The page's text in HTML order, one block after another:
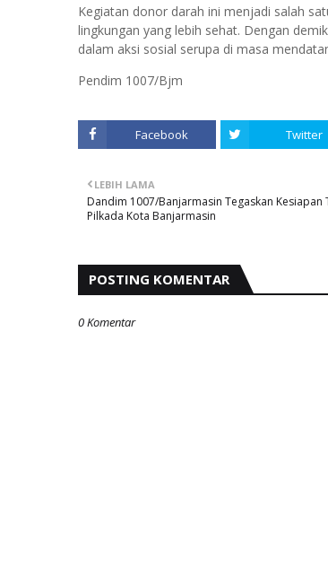
Kegiatan donor darah ini menjadi salah
lingkungan yang lebih sehat. Dengan
dalam aksi sosial serupa di masa
Pendim 1007/Bjm
Facebook Twitter
LEBIH LAMA
Dandim 1007/Banjarmasin Tegaskan Kesiapan
Pilkada Kota Banjarmasin
POSTING KOMENTAR
0 Komentar